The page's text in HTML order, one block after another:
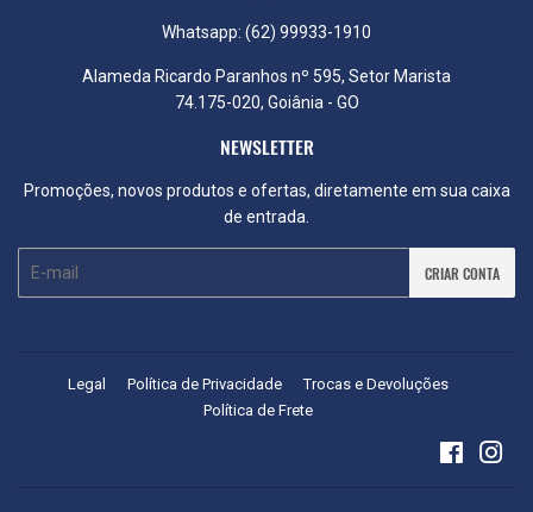
Whatsapp: (62) 99933-1910
Alameda Ricardo Paranhos nº 595, Setor Marista
74.175-020, Goiânia - GO
NEWSLETTER
Promoções, novos produtos e ofertas, diretamente em sua caixa
de entrada.
E-
CRIAR CONTA
Legal Política de Privacidade
Trocas e Devoluções
Política de Frete